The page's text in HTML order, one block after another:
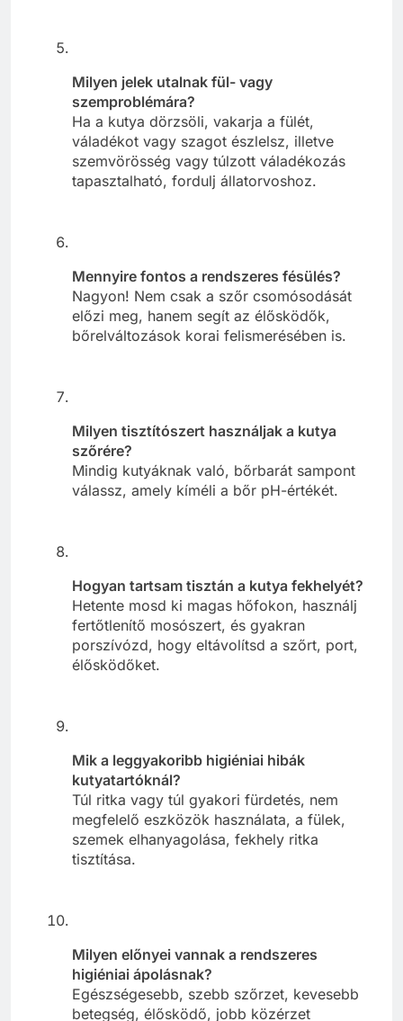
Milyen jelek utalnak fül- vagy
szemproblémára?
Ha a kutya dörzsöli, vakarja a fülét,
váladékot vagy szagot észlelsz, illetve
szemvörösség vagy túlzott váladékozás
tapasztalható, fordulj állatorvoshoz.
Mennyire fontos a rendszeres fésülés?
Nagyon! Nem csak a szőr csomósodását
előzi meg, hanem segít az élősködők,
bőrelváltozások korai felismerésében is.
Milyen tisztítószert használjak a kutya
szőrére?
Mindig kutyáknak való, bőrbarát sampont
válassz, amely kíméli a bőr pH-értékét.
Hogyan tartsam tisztán a kutya fekhelyét?
Hetente mosd ki magas hőfokon, használj
fertőtlenítő mosószert, és gyakran
porszívózd, hogy eltávolítsd a szőrt, port,
élősködőket.
Mik a leggyakoribb higiéniai hibák
kutyatartóknál?
Túl ritka vagy túl gyakori fürdetés, nem
megfelelő eszközök használata, a fülek,
szemek elhanyagolása, fekhely ritka
tisztítása.
Milyen előnyei vannak a rendszeres
higiéniai ápolásnak?
Egészségesebb, szebb szőrzet, kevesebb
betegség, élősködő, jobb közérzet